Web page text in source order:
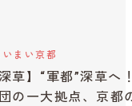
いまい京都
深草】“軍都”深草へ
の一大拠点、京都